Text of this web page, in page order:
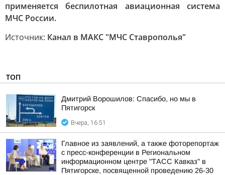
применяется беспилотная авиационная система
МЧС России.
Источник: Канал в МАКС "МЧС Ставрополья"
ТОП
Дмитрий Ворошилов: Спасибо, но мы в
Пятигорск
Вчера, 16:51
Главное из заявлений, а также фоторепортаж
с пресс-конференции в Региональном
информационном центре "ТАСС Кавказ" в
Пятигорске, посвященной проведению 26-30